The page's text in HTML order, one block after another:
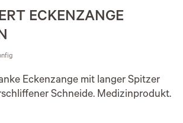
ECKENZANGE
Eckenzange mit langer Spitzer
Schneide. Medizinprodukt.